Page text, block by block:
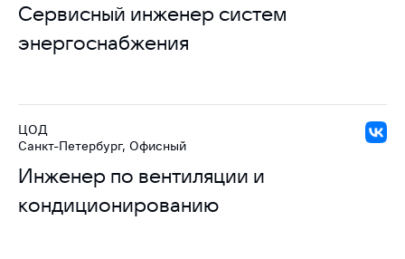
Сервисный инженер систем
энергоснабжения
Инженер по вентиляции и
кондиционированию
ЦОД
Санкт-Петербург, Офисный